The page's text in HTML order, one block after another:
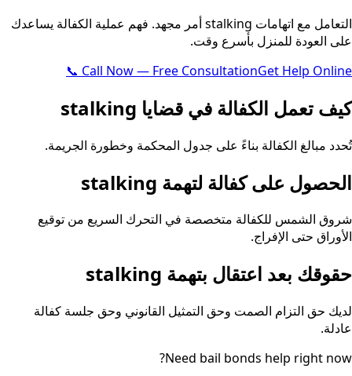
التعامل مع اتهامات stalking أمر مجهد. فهم عملية الكفالة يساعدك
على العودة للمنزل بأسرع وقت.
📞 Call Now — Free ConsultationGet Help Online
كيف تعمل الكفالة في قضايا stalking
تُحدد مبالغ الكفالة بناءً على جدول المحكمة وخطورة الجريمة.
الحصول على كفالة لتهمة stalking
شروق الشمس للكفالة متخصصة في التحرك السريع من توقيع
الأوراق حتى الإفراج.
حقوقك بعد اعتقال بتهمة stalking
لديك حق التزام الصمت وحق التمثيل القانوني وحق جلسة كفالة
عادلة.
Need bail bonds help right now?